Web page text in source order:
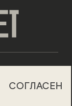
СОГЛАСЕН